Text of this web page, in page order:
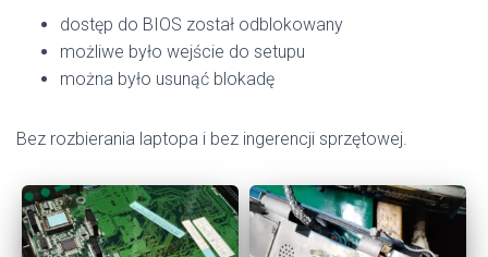
dostęp do BIOS został odblokowany
możliwe było wejście do setupu
można było usunąć blokadę
Bez rozbierania laptopa i bez ingerencji sprzętowej.